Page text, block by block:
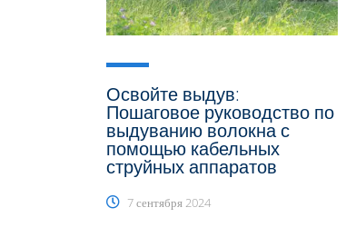
Освойте выдув:
Пошаговое руководство по
выдуванию волокна с
помощью кабельных
струйных аппаратов
7 сентября 2024